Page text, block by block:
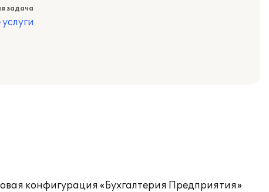
задача
конфигурация «Бухгалтерия Предприятия»